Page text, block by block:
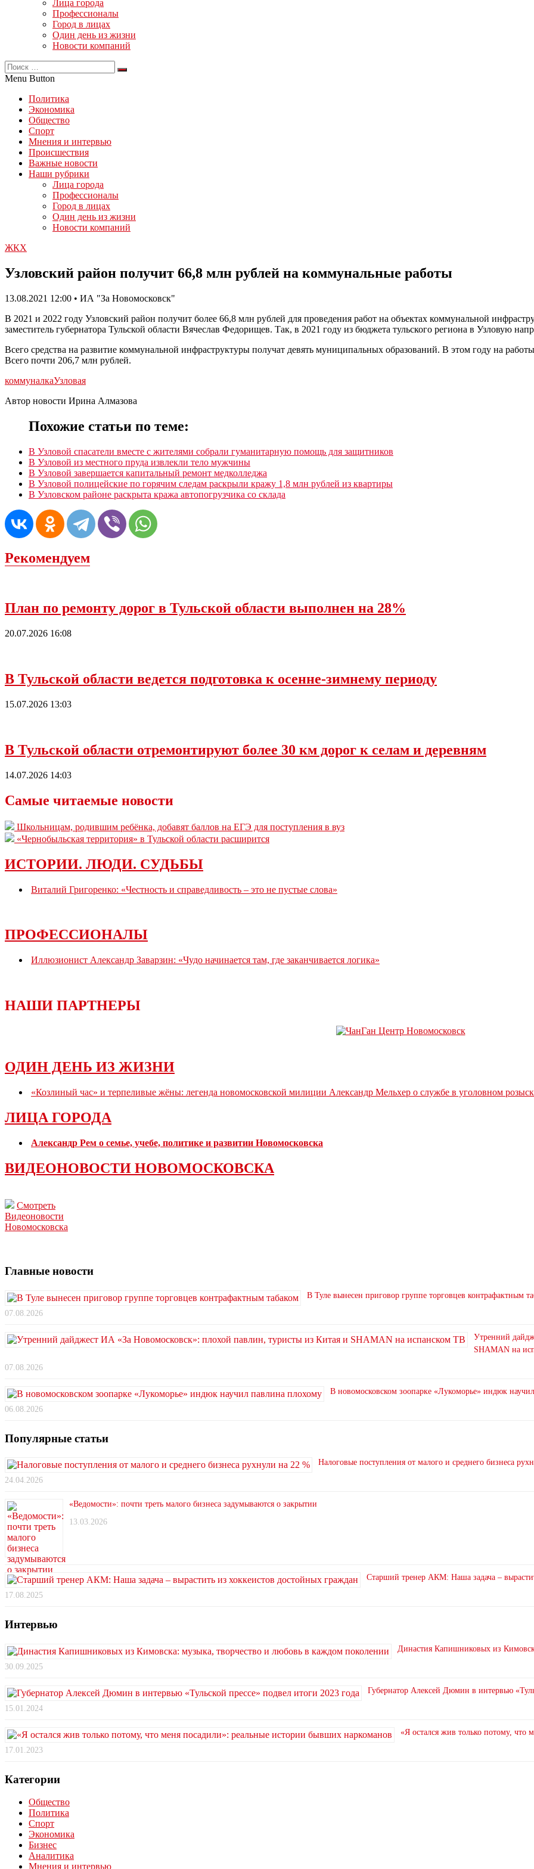
Лица города
Профессионалы
Город в лицах
Один день из жизни
Новости компаний
Menu Button
Политика
Экономика
Общество
Спорт
Мнения и интервью
Происшествия
Важные новости
Наши рубрики
Лица города
Профессионалы
Город в лицах
Один день из жизни
Новости компаний
ЖКХ
Узловский район получит 66,8 млн рублей на коммунальные работы
13.08.2021 12:00 • ИА "За Новомосковск"
В 2021 и 2022 году Узловский район получит более 66,8 млн рублей для проведения работ на объектах коммунальной
заместитель губернатора Тульской области Вячеслав Федорищев. Так, в 2021 году из бюджета тульского региона в Узловую
Всего средства на развитие коммунальной инфраструктуры получат девять муниципальных образований. В этом году на
Всего почти 206,7 млн рублей.
коммуналкаУзловая
Автор новости Ирина Алмазова
Похожие статьи по теме:
В Узловой спасатели вместе с жителями собрали гуманитарную помощь для защитников
В Узловой из местного пруда извлекли тело мужчины
В Узловой завершается капитальный ремонт медколледжа
В Узловой полицейские по горячим следам раскрыли кражу 1,8 млн рублей из квартиры
В Узловском районе раскрыта кража автопогрузчика со склада
Рекомендуем
План по ремонту дорог в Тульской области выполнен на 28%
20.07.2026 16:08
В Тульской области ведется подготовка к осенне-зимнему периоду
15.07.2026 13:03
В Тульской области отремонтируют более 30 км дорог к селам и деревням
14.07.2026 14:03
Самые читаемые новости
Школьницам, родившим ребёнка, добавят баллов на ЕГЭ для поступления в вуз
«Чернобыльская территория» в Тульской области расширится
ИСТОРИИ. ЛЮДИ. СУДЬБЫ
Виталий Григоренко: «Честность и справедливость – это не пустые слова»
ПРОФЕССИОНАЛЫ
Иллюзионист Александр Заварзин: «Чудо начинается там, где заканчивается логика»
НАШИ ПАРТНЕРЫ
ОДИН ДЕНЬ ИЗ ЖИЗНИ
«Козлиный час» и терпеливые жёны: легенда новомосковской милиции Александр Мельхер о службе в уголовном
ЛИЦА ГОРОДА
Александр Рем о семье, учебе, политике и развитии Новомосковска
ВИДЕОНОВОСТИ НОВОМОСКОВСКА
Смотреть
Видеоновости
Новомосковска
Главные новости
В Туле вынесен приговор группе торговцев контрафактным
07.08.2026
Утренний
SHAMAN на
07.08.2026
В новомосковском зоопарке «Лукоморье» индюк
06.08.2026
Популярные статьи
Налоговые поступления от малого и среднего бизнеса
24.04.2026
«Ведомости»: почти треть малого бизнеса задумываются о закрытии
13.03.2026
Старший тренер АКМ: Наша задача –
17.08.2025
Интервью
Династия Капишниковых из
30.09.2025
Губернатор Алексей Дюмин в интервью
15.01.2024
«Я остался жив только потому, что
17.01.2023
Категории
Общество
Политика
Спорт
Экономика
Бизнес
Аналитика
Мнения и интервью